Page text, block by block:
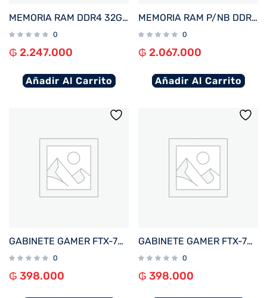
MEMORIA RAM DDR4 32GB 3200 CRUCIAL CT32G4DFD832A
0
₲ 2.247.000
Añadir Al Carrito
MEMORIA RAM P/NB DDR5 16GB 6400 KINGSTON FURY IMPACT BK KF564S38IB-16
0
₲ 2.067.000
Añadir Al Carrito
GABINETE GAMER FTX-702WH VIDRIO TEMPLADO MATX/MITX BLANCO
0
₲ 398.000
GABINETE GAMER FTX-702BK VIDRIO TEMPLADO MATX/MITX NEGRO
0
₲ 398.000